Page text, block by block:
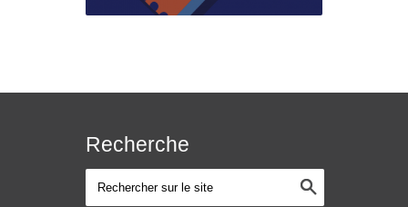
Recherche